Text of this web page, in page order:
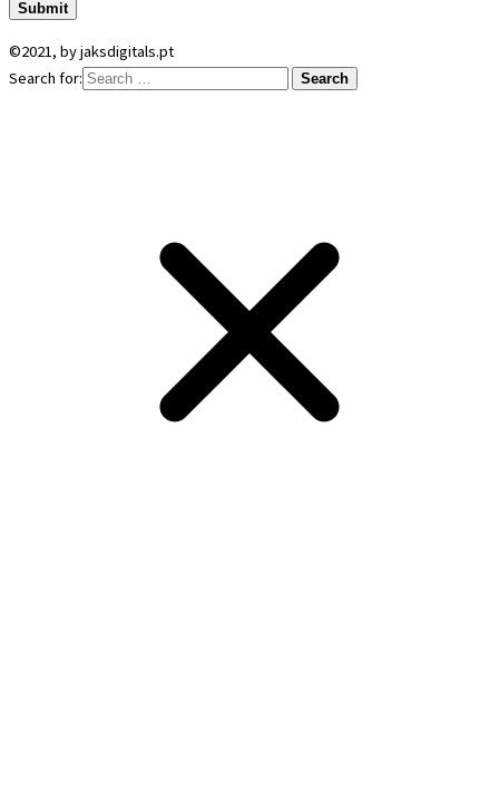
©2021, by jaksdigitals.pt
Search for: